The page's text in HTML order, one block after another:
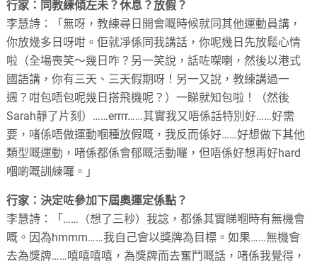
行家：同教練傾左未？休息？放假？
李慧詩：「無呀，教練尋日開會嘅時候就同其他運動員講，
你放幾多日呀咁。佢就凈係同我講話，你呢幾日先放鬆心情
啦（全場喪笑～幾日咋？另一笑說，話咗㗎喇，然後以港式
國語講，你有三天、三天假期呀！另一又說，教練講過一
週？咁包唔包呢幾日搭飛機呢？）一睇就知包啦！（然後
Sarah靜了片刻）……errrr……其實我又唔係話特別好……好需
要，啫係唔做運動嗰種放假嘅，我反而係好……好想做下其他
類型嘅運動，啫係都係會郁嘅活動囉，但唔係好想再好hard
嗰啲嘅訓練囉。」
行家：決定咗參加下屆奧運定係點？
李慧詩：「……（想了三秒）我諗，都係其實睇嗰時有無機會
嘅。因為hmmm……我自己會以獎牌為目標。如果……無機會
去為獎牌……嘻嘻嘻嘻，為獎牌而去奮鬥嘅話，啫係我覺得，